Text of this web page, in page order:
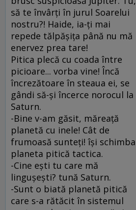
să te învârţi în jurul Soarelui
nostru?! Haide, ia-ţi mai
repede tălpăşiţa până nu mă
enervez prea tare!
Pitica plecă cu coada între
picioare... vorba vine! Încă
încrezătoare în steaua ei, se
gândi să-şi încerce norocul la
Saturn.
-Bine v-am găsit, măreaţă
planetă cu inele! Cât de
frumoasă sunteţi! îşi schimba
planeta pitică tactica.
-Cine eşti tu care mă
linguşeşti? tună Saturn.
-Sunt o biată planetă pitică
care s-a rătăcit în sistemul